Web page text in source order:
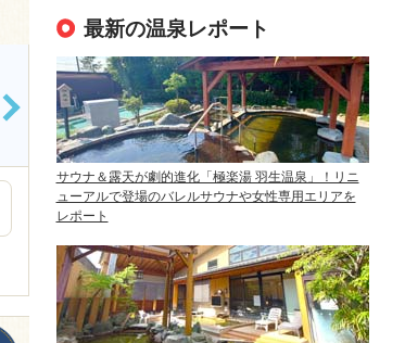
>
最新の温泉レポート
サウナ＆露天が劇的進化「極楽湯 羽生温泉」！リニ
ューアルで登場のバレルサウナや女性専用エリアを
レポート